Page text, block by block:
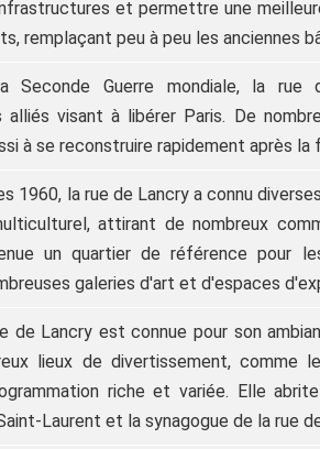
et permettre une
remplaçant peu à peu les anciennes
Seconde Guerre mondiale, la
alliés visant à libérer Paris. De
à se reconstruire rapidement après la
1960, la rue de Lancry a connu
attirant de nombreux
un quartier de référence pour
galeries d'art et d'espaces
de Lancry est connue pour son
lieux de divertissement, comme
riche et variée. Elle
Laurent et la synagogue de la rue